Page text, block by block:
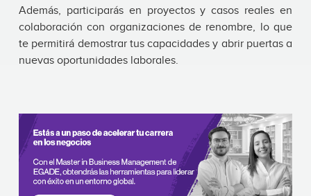
Además, participarás en proyectos y casos reales en
colaboración con organizaciones de renombre, lo que
te permitirá demostrar tus capacidades y abrir puertas a
nuevas oportunidades laborales.